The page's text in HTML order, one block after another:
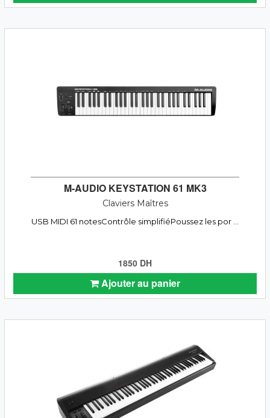
M-AUDIO KEYSTATION 61 MK3
Claviers Maîtres
USB MIDI 61 notesContrôle simplifiéPoussez les por ...
1850 DH
Ajouter au panier